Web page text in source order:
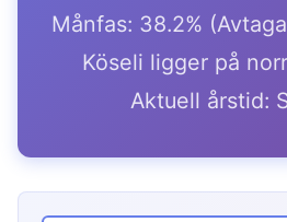
Månfas: 38.2%
Köseli ligger på
Aktuell årstid: